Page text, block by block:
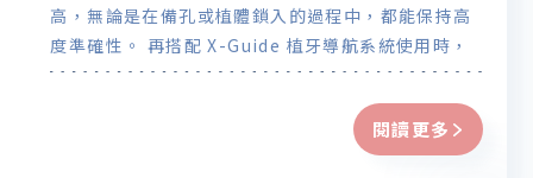
高，無論是在備孔或植體鎖入的過程中，都能保持高
度準確性。 再搭配 X-Guide 植牙導航系統使用時，
植牙的位置、深度與角度都能更精準掌控。
閱讀更多